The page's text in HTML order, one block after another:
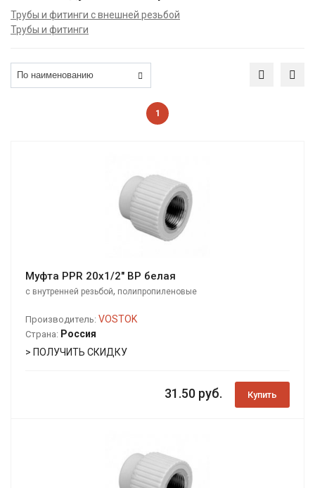
Трубы и фитинги с внешней резьбой
Трубы и фитинги
1
Муфта PPR 20х1/2" ВР белая
с внутренней резьбой, полипропиленовые
Производитель: VOSTOK
Страна: Россия
> ПОЛУЧИТЬ СКИДКУ
31.50 руб. Купить